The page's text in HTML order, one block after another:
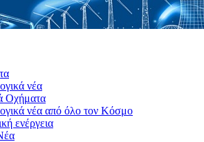
νέα
Οχήματα
νέα από όλο τον Κόσμο
ενέργεια